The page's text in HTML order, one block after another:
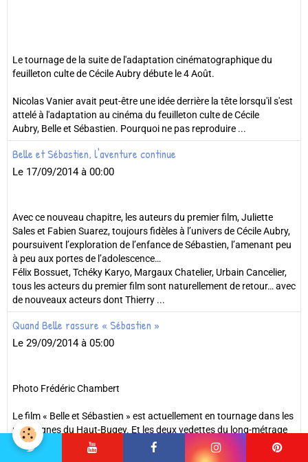
Le tournage de la suite de l'adaptation cinématographique du
feuilleton culte de Cécile Aubry débute le 4 Août.
Nicolas Vanier avait peut-être une idée derrière la tête lorsqu'il s'est
attelé à l'adaptation au cinéma du feuilleton culte de Cécile
Aubry, Belle et Sébastien. Pourquoi ne pas reproduire ...
Belle et Sébastien, l'aventure continue
Le 17/09/2014 à 00:00
Avec ce nouveau chapitre, les auteurs du premier film, Juliette
Sales et Fabien Suarez, toujours fidèles à l’univers de Cécile Aubry,
poursuivent l’exploration de l’enfance de Sébastien, l’amenant peu
à peu aux portes de l’adolescence…
Félix Bossuet, Tchéky Karyo, Margaux Chatelier, Urbain Cancelier,
tous les acteurs du premier film sont naturellement de retour… avec
de nouveaux acteurs dont Thierry ...
Quand Belle rassure « Sébastien »
Le 29/09/2014 à 05:00
Photo Frédéric Chambert
Le film « Belle et Sébastien » est actuellement en tournage dans les
montagnes du Haut-Bugey. Et les deux vedettes du long-métrage
ont donné le coup d’envoi d’USO - Clermont. Belle, un magnifique
patou, est restée stoïque malgré le bruit du stade. Félix Bossuet, le